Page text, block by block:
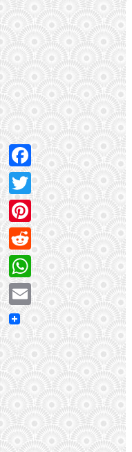
Facebook
Twitter
Pinterest
Reddit
WhatsApp
Email